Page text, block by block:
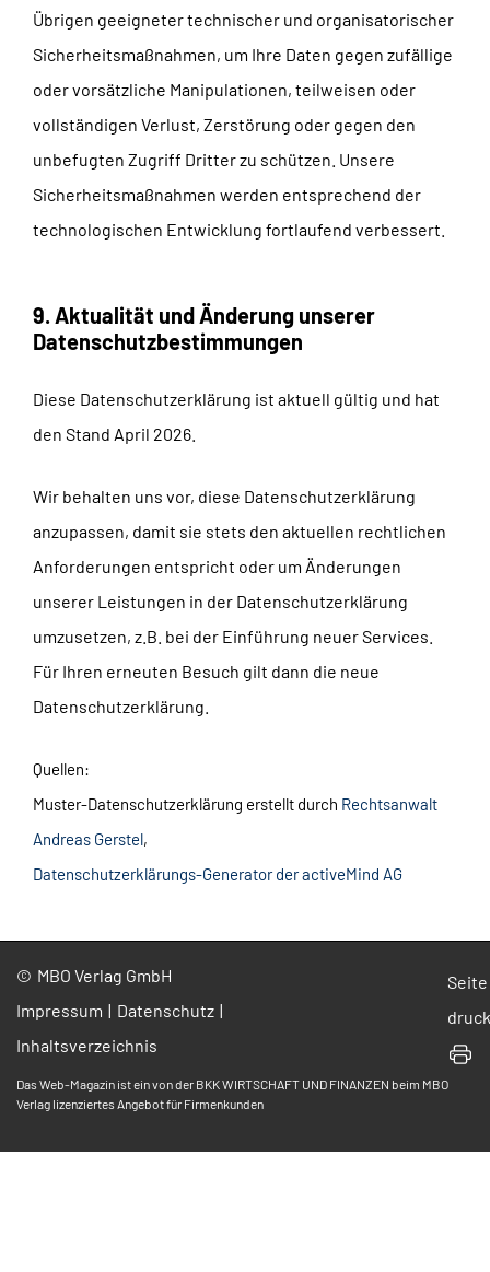
Übrigen geeigneter technischer und organisatorischer
Sicherheitsmaßnahmen, um Ihre Daten gegen zufällige
oder vorsätzliche Manipulationen, teilweisen oder
vollständigen Verlust, Zerstörung oder gegen den
unbefugten Zugriff Dritter zu schützen. Unsere
Sicherheitsmaßnahmen werden entsprechend der
technologischen Entwicklung fortlaufend verbessert.
9. Aktualität und Änderung unserer
Datenschutzbestimmungen
Diese Datenschutzerklärung ist aktuell gültig und hat
den Stand April 2026.
Wir behalten uns vor, diese Datenschutzerklärung
anzupassen, damit sie stets den aktuellen rechtlichen
Anforderungen entspricht oder um Änderungen
unserer Leistungen in der Datenschutzerklärung
umzusetzen, z.B. bei der Einführung neuer Services.
Für Ihren erneuten Besuch gilt dann die neue
Datenschutzerklärung.
Quellen:
Muster-Datenschutzerklärung erstellt durch Rechtsanwalt
Andreas Gerstel,
Datenschutzerklärungs-Generator der activeMind AG
MBO Verlag GmbH
Impressum
Datenschutz
Inhaltsverzeichnis
Seite
Das Web-Magazin ist ein von der BKK WIRTSCHAFT UND FINANZEN beim MBO
Verlag lizenziertes Angebot für Firmenkunden